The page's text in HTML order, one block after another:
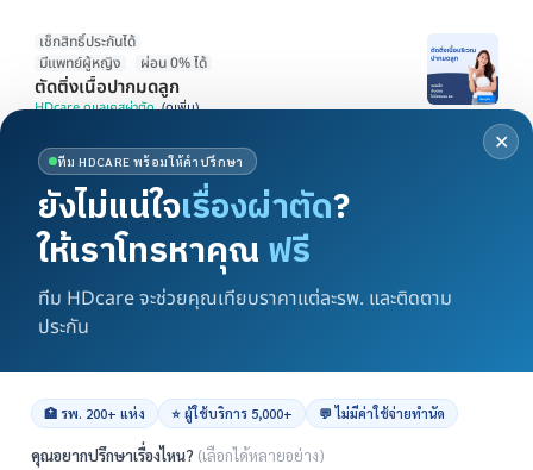
✕
ทีม HDCARE พร้อมให้คำปรึกษา
ยังไม่แน่ใจเรื่องผ่าตัด?
ให้เราโทรหาคุณฟรี
ทีม HDcare จะช่วยคุณเทียบราคาแต่ละรพ. และติดตาม
ประกัน
🏥 รพ. 200+ แห่ง ⭐ ผู้ใช้บริการ 5,000+ 💬 ไม่มีค่าใช้จ่ายทำนัด
คุณอยากปรึกษาเรื่องไหน? (เลือกได้หลายอย่าง)
เช็กสิทธิ์ประกันได้
มีแพทย์ผู้หญิง
ผ่อน 0% ได้
ตัดติ่งเนื้อปากมดลูก
HDcare ดูแลเคสผ่าตัด
ผ่อน 0% ได้
มีแพทย์เฉพาะทาง
มีประกัน นัดประเมินได้
ทำหมันหญิงแบบส่องกล้อง
HDcare ดูแลเคสผ่าตัด
นนทบุรี